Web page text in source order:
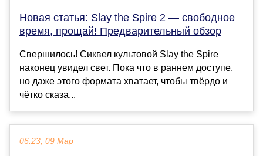
Новая статья: Slay the Spire 2 — свободное
время, прощай! Предварительный обзор
Свершилось! Сиквел культовой Slay the Spire
наконец увидел свет. Пока что в раннем доступе,
но даже этого формата хватает, чтобы твёрдо и
чётко сказа...
06:23, 09 Мар